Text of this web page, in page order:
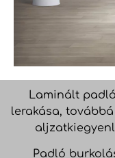
Laminált
lerakása,
Padló